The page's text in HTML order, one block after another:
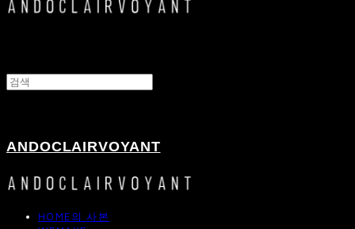
ANDOCLAIRVOYANT
HOME의 사본